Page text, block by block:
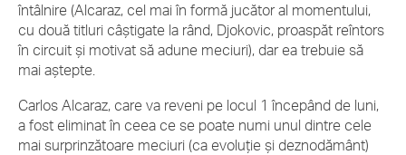
întâlnire (Alcaraz, cel mai în formă jucător al momentului,
cu două titluri câștigate la rând, Djokovic, proaspăt reîntors
în circuit și motivat să adune meciuri), dar ea trebuie să
mai aștepte.
Carlos Alcaraz, care va reveni pe locul 1 începând de luni,
a fost eliminat în ceea ce se poate numi unul dintre cele
mai surprinzătoare meciuri (ca evoluție și deznodământ)